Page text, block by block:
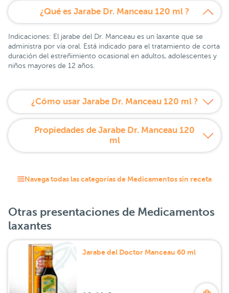
¿Qué es Jarabe Dr. Manceau 120 ml ?
Indicaciones: El jarabe del Dr. Manceau es un laxante que se
administra por vía oral. Está indicado para el tratamiento de corta
duración del estreñimiento ocasional en adultos, adolescentes y
niños mayores de 12 años.
¿Cómo usar Jarabe Dr. Manceau 120 ml ?
Propiedades de Jarabe Dr. Manceau 120
ml
Navega todas las categorías de Medicamentos sin receta
Otras presentaciones de Medicamentos
laxantes
Jarabe del Doctor Manceau 60 ml